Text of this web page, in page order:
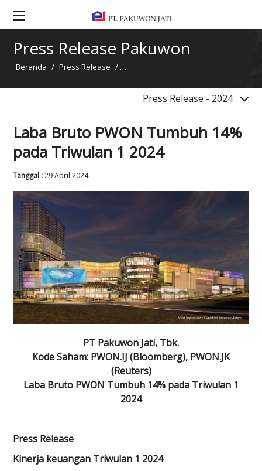
Press Release Pakuwon
Beranda / Press Release / Laba Bruto PWON Tumbuh 14% pada
Press Release - 2024
2016
2015
2014
Berita
Laba Bruto PWON Tumbuh 14%
pada Triwulan 1 2024
Tanggal :29 April 2024
PT Pakuwon Jati, Tbk.
Kode Saham: PWON.IJ (Bloomberg), PWON.JK
(Reuters)
Laba Bruto PWON Tumbuh 14% pada Triwulan 1
2024
Press Release
Kinerja keuangan Triwulan 1 2024